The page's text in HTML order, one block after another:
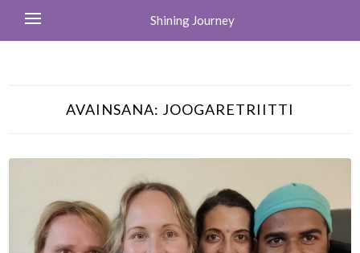
Shining Journey
AVAINSANA: JOOGARETRIITTI